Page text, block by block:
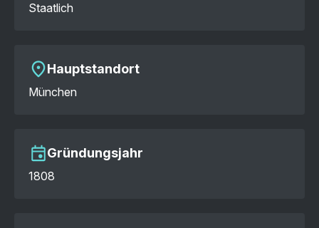
Staatlich
Hauptstandort
München
Gründungsjahr
1808